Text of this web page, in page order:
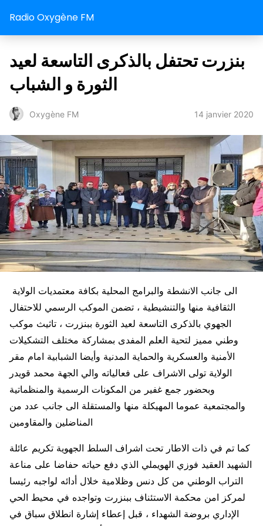
Radio Oxygène FM
بنزرت تحتفل بالذكرى التاسعة لعيد
الثورة و الشباب
Oxygène FM 14 janvier 2020
الثقافية منها والتنشيطية ، تضمن الموكب الرسمي للاحتفال
الجهوي بالذكرى التاسعة لعيد الثورة ببنزرت ، تاثيث موكب
وطني مميز لتحية العلم المفدى بمشاركة مختلف التشكيلات
الأمنية والعسكرية والحماية المدنية وأيضا الشبابية امام مقر
الولاية تولى الاشراف على فعالياته والي الجهة محمد قويدر
وبحضور جمع غفير من المكونات الرسمية والمنظماتية
والمجتمعية عموما المهيكلة منها والمستقلة الى جانب عدد من
المناضلين والمقاومين
كما تم في ذات الاطار تحت اشراف السلط الجهوية تكريم عائلة
الشهيد العقيد فوزي الهويملي الذي دفع حياته حفاضا على مناعة
التراب الوطني من كل دنس وظلامية خلال أدائه لواجبه رئيسا
لمركز امن محكمة الاستئناف ببنزرت وتواجده في محيط الحي
الإداري بروضة الشهداء ، قبل إعطاء إشارة انطلاق سباق في